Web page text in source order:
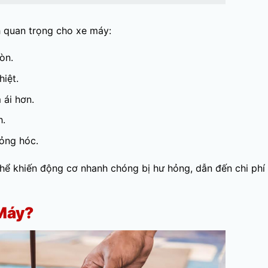
trọng cho xe máy:
ái hơn.
hóc.
khiến động cơ nhanh chóng bị hư hỏng, dẫn đến chi phí